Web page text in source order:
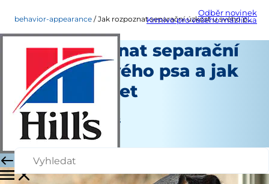
Odběr novinek
Krmivo pro vašeho mazlíčka
behavior-appearance Jak rozpoznat separační úzkost u svého psa a jak jí předcházet
Jak rozpoznat separační
úzkost u svého psa a jak
jí předcházet
Chování a vzhled
Jean Marie Bauhaus
|